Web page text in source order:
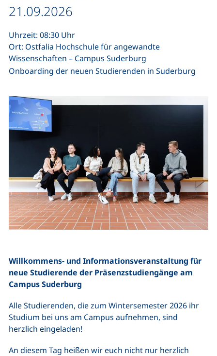
Datum / Dauer:
21.09.2026
Uhrzeit: 08:30 Uhr
Ort: Ostfalia Hochschule für angewandte
Wissenschaften – Campus Suderburg
Onboarding der neuen Studierenden in Suderburg
Willkommens- und Informationsveranstaltung für
neue Studierende der Präsenzstudiengänge am
Campus Suderburg
Alle Studierenden, die zum Wintersemester 2026 ihr
Studium bei uns am Campus aufnehmen, sind
herzlich eingeladen!
An diesem Tag heißen wir euch nicht nur herzlich